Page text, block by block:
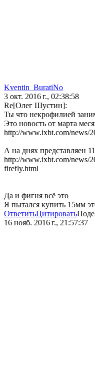
Kventin_BuratiNo
3 окт. 2016 г., 02:38:58
Re[Олег Шустин]:
Ты что некрофилией
Это новость от марта
http://www.ixbt.com/news/
А на днях представляен
http://www.ixbt.com/news/
firefly.html
Да и фигня всё это
Я пытался купить 15мм
ОтветитьЦитировать
16 нояб. 2016 г., 21:57:37